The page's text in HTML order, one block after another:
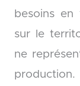
besoins
sur le
ne
production.